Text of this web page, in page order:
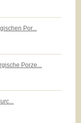
Por...
Porze...